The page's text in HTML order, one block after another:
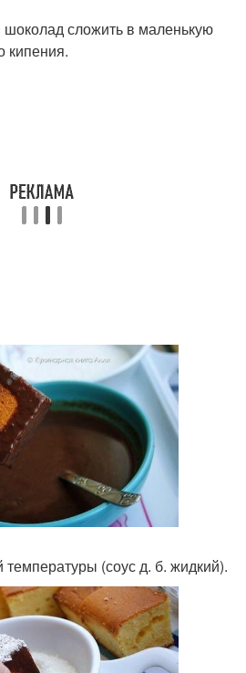
шоколад сложить в маленькую
кипения.
температуры (соус д. б. жидкий).